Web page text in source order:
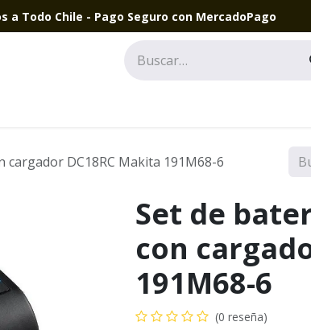
a Todo Chile - Pago Seguro con MercadoPago
cargador DC18RC Makita 191M68-6
Set de
con
191M68-6
(0 reseña)